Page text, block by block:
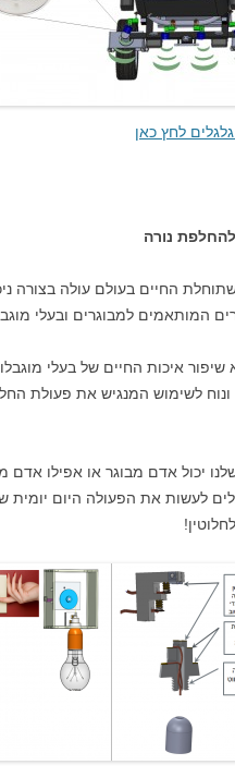
לחץ כאן
נורה
החיים בעולם עולה בצורה
המותאמים למבוגרים ובעלי
איכות החיים של בעלי
לשימוש המנגיש את פעולת
יכול אדם מבוגר או אפילו אדם
לעשות את הפעולה היום